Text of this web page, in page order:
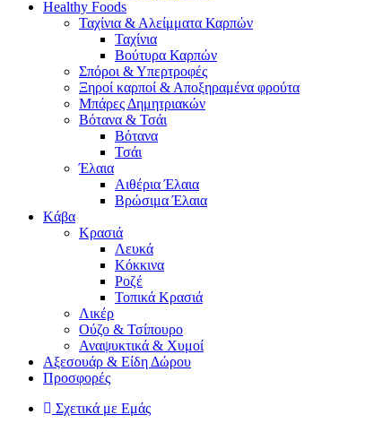
Healthy Foods
Ταχίνια & Αλείμματα Καρπών
Ταχίνια
Βούτυρα Καρπών
Σπόροι & Υπερτροφές
Ξηροί καρποί & Αποξηραμένα φρούτα
Μπάρες Δημητριακών
Βότανα & Τσάι
Βότανα
Τσάι
Έλαια
Αιθέρια Έλαια
Βρώσιμα Έλαια
Kάβα
Κρασιά
Λευκά
Κόκκινα
Ροζέ
Τοπικά Κρασιά
Λικέρ
Ούζο & Τσίπουρο
Αναψυκτικά & Χυμοί
Αξεσουάρ & Είδη Δώρου
Προσφορές
Σχετικά με Εμάς